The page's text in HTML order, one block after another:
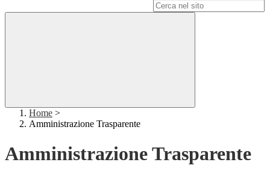
Home >
Amministrazione Trasparente
Amministrazione Trasparente